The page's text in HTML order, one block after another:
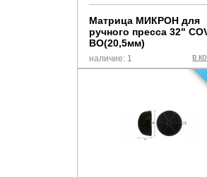
Матрица МИКРОН для
ручного пресса 32"
BO(20,5мм)
в
наличие: 1